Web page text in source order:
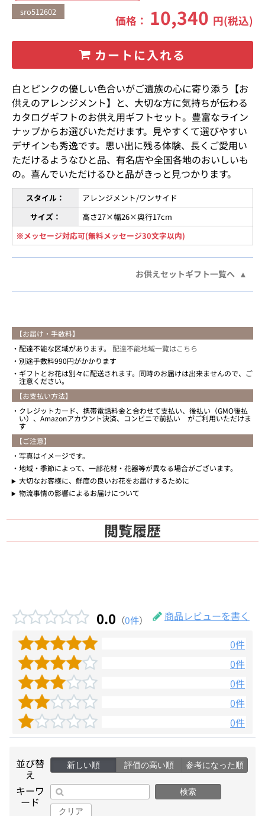
sro512602
価格： 10,340 円(税込)
カートに入れる
白とピンクの優しい色合いがご遺族の心に寄り添う【お
供えのアレンジメント】と、大切な方に気持ちが伝わる
カタログギフトのお供え用ギフトセット。豊富なライン
ナップからお選びいただけます。見やすくて選びやすい
デザインも秀逸です。思い出に残る体験、長くご愛用い
ただけるようなひと品、有名店や全国各地のおいしいも
の。喜んでいただけるひと品がきっと見つかります。
スタイル：
アレンジメント/ワンサイド
サイズ：
高さ27×幅26×奥行17cm
※メッセージ対応可(無料メッセージ30文字以内)
お供えセットギフト一覧へ
【お届け・手数料】
配達不能な区域があります。 配達不能地域一覧はこちら
別途手数料990円がかかります
ギフトとお花は別々に配送されます。同時のお届けは出来ませんので、ご
注意ください。
【お支払い方法】
クレジットカード、携帯電話料金と合わせて支払い、後払い（GMO後払
い）、Amazonアカウント決済、コンビニで前払い がご利用いただけま
す
【ご注意】
写真はイメージです。
地域・季節によって、一部花材・花器等が異なる場合がございます。
大切なお客様に、鮮度の良いお花をお届けするために
物流事情の影響によるお届けについて
閲覧履歴
0.0 （0件）
商品レビューを書く
0件
0件
0件
0件
0件
並び替
え
新しい順 評価の高い順 参考になった順
キーワ
ード
検索
クリア